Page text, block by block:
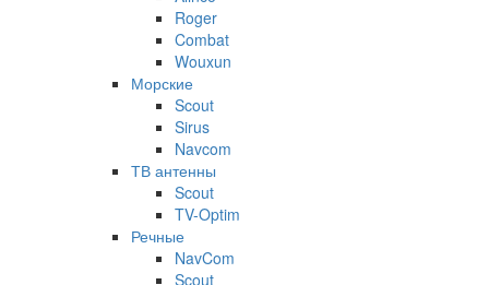
Roger
Combat
Wouxun
Морские
Scout
Sirus
Navcom
ТВ антенны
Scout
TV-Optim
Речные
NavCom
Scout